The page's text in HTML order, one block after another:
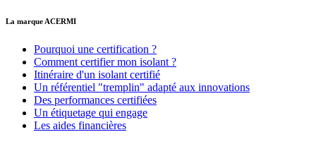
La marque ACERMI
Pourquoi une certification ?
Comment certifier mon isolant ?
Itinéraire d'un isolant certifié
Un référentiel "tremplin" adapté aux innovations
Des performances certifiées
Un étiquetage qui engage
Les aides financières